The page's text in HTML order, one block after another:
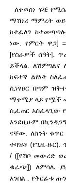
ለተወሰነ ፍቺ
ማሽነሪ ማምረት
ከተፈለገ
ነው. የምርት ዋጋ]
[የስራዎች ሰዓት].
ይችላል.
ከፍተኛ ልዩነት
ሲነፃፀር በጣም
ማተሚያ ላይ የሟች
ሲፈጠር አስፈላጊው
እንደዚሁም
ናቸው. ለስንት
ተባዝቶ (የጊዜ-ዙር).
/ ([የሽቦ መውረድ
ቁራጭ]) ለምሳሌ
እንበል . የቅርፊቱ